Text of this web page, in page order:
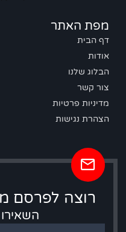
מפת האתר
דף הבית
אודות
הבלוג שלנו
צור קשר
מדיניות פרטיות
הצהרת נגישות
רוצה לפרסם
השאירו